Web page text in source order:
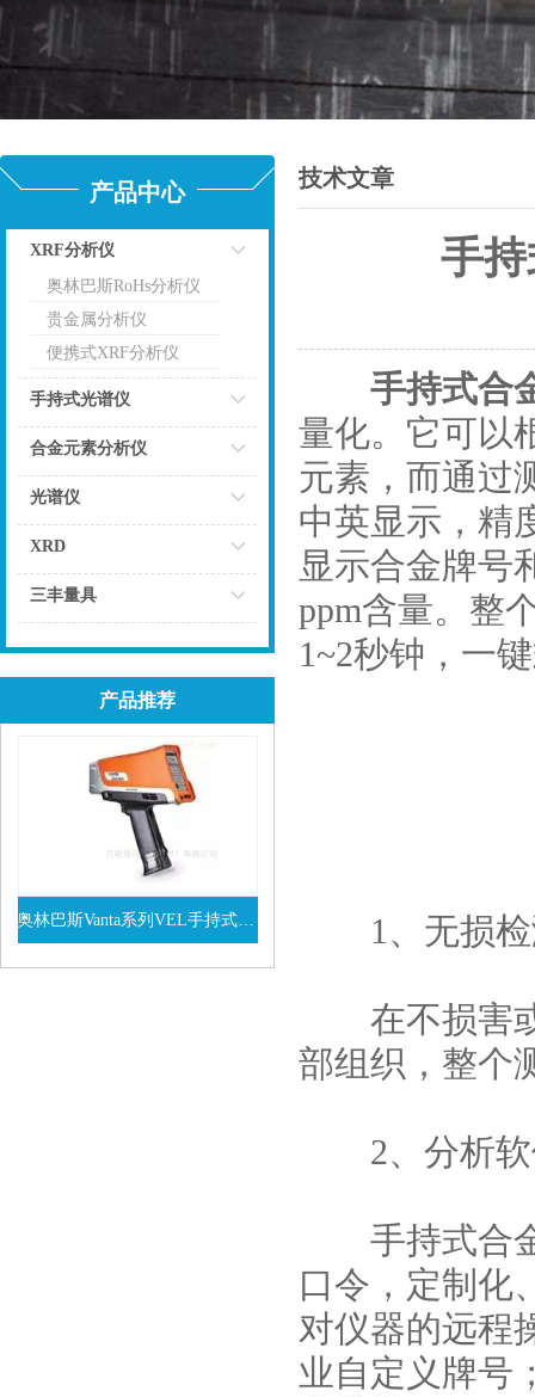
产品中心
XRF分析仪
点击
奥林巴斯RoHs分析仪
贵金属分析仪
便携式XRF分析仪
手持式光谱仪
合金元素分析仪
光谱仪
XRD
三丰量具
产品推荐
奥林巴斯Vanta系列VEL手持式XRF光谱仪
查看详情
技术文章
手
手持式合
量化。它可以
元素，而通过
中英显示，精
显示合金牌号
ppm含量。整
1~2秒钟，一
1、无损检
在不损害或
部组织，整个
2、分析软
手持式合金
口令，定制化
对仪器的远程
业自定义牌号